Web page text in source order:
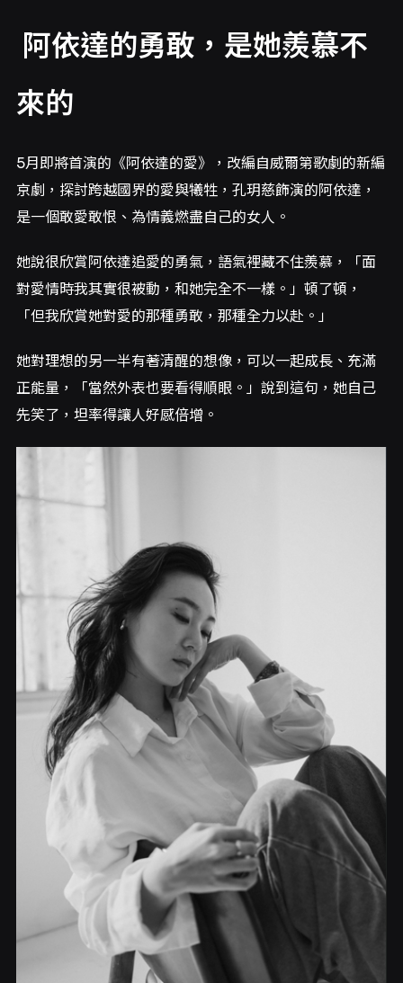
阿依達的勇敢，是她羨慕不
來的
5月即將首演的《阿依達的愛》，改編自威爾第歌劇的新編
京劇，探討跨越國界的愛與犧牲，孔玥慈飾演的阿依達，
是一個敢愛敢恨、為情義燃盡自己的女人。
她說很欣賞阿依達追愛的勇氣，語氣裡藏不住羨慕，「面
對愛情時我其實很被動，和她完全不一樣。」頓了頓，
「但我欣賞她對愛的那種勇敢，那種全力以赴。」
她對理想的另一半有著清醒的想像，可以一起成長、充滿
正能量，「當然外表也要看得順眼。」說到這句，她自己
先笑了，坦率得讓人好感倍增。